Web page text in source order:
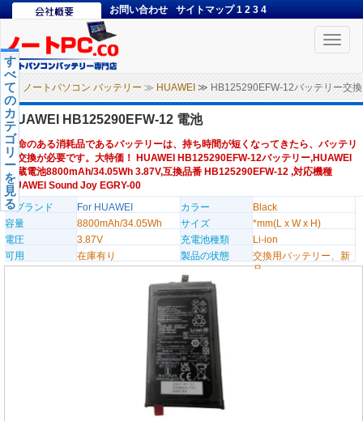
お問い合わせ サイトマップ 1 2 3 4
Toggle
ノートパソコン バッテリー ≫ HUAWEI ≫ HB125290EFW-12バッテリー交換
す
べ
て
の
カ
テ
ゴ
リ
ー
を
見
る
HUAWEI HB125290EFW-12 電池
寿命のある消耗品であるバッテリーは、持ち時間が短くなってきたら、バッテリ
ー交換が必要です。大特価！ HUAWEI HB125290EFW-12バッテリー,HUAWEI
内蔵電池8800mAh/34.05Wh 3.87V,互換品番 HB125290EFW-12 ,対応機種
HUAWEI Sound Joy EGRY-00
のブランド
For HUAWEI カラー
Black
容量
8800mAh/34.05Wh サイズ
*mm(L x W x H)
電圧
3.87V 充電池種類
Li-ion
可用
在庫有り 製品の状態
交換用バッテリー、新
品